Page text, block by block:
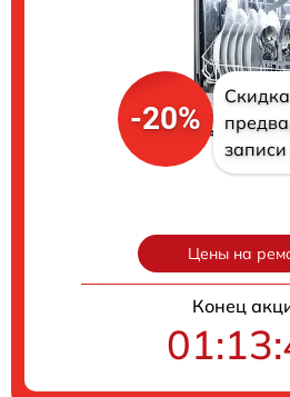
-20%
Цены на
Конец